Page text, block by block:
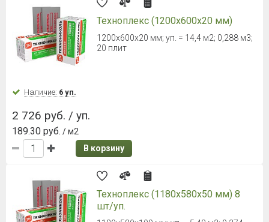
Техноплекс (1200х600х20 мм)
1200х600х20 мм; уп. = 14,4 м2; 0,288 м3;
20 плит
Наличие: 6 уп.
2 726 руб. / уп.
189.30 руб. / м2
В корзину
Техноплекс (1180х580х50 мм) 8
шт/уп.